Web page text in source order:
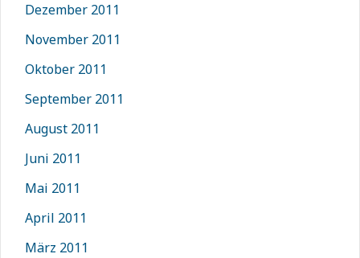
Dezember 2011
November 2011
Oktober 2011
September 2011
August 2011
Juni 2011
Mai 2011
April 2011
März 2011